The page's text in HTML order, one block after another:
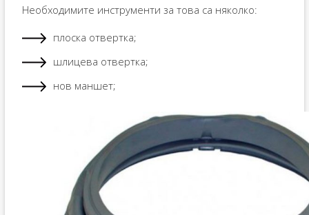
Необходимите инструменти за това са няколко:
плоска отвертка;
шлицева отвертка;
нов маншет;